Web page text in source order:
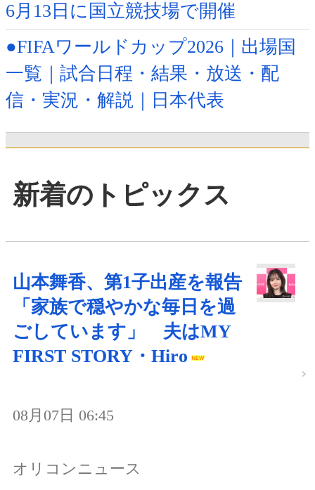
6月13日に国立競技場で開催
●FIFAワールドカップ2026｜出場国
一覧｜試合日程・結果・放送・配
信・実況・解説｜日本代表
新着のトピックス
山本舞香、第1子出産を報告
「家族で穏やかな毎日を過
ごしています」 夫はMY
FIRST STORY・Hiro
08月07日 06:45
オリコンニュース